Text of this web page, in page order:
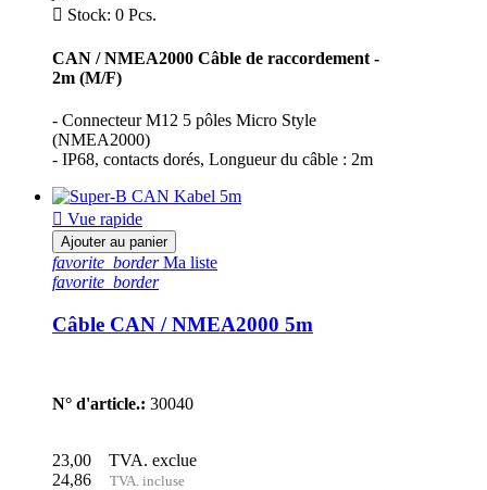
 Stock: 0 Pcs.
CAN / NMEA2000 Câble de raccordement -
2m (M/F)
- Connecteur M12 5 pôles Micro Style
(NMEA2000)
- IP68, contacts dorés, Longueur du câble : 2m
 Vue rapide
Ajouter au panier
favorite_borderMa liste
favorite_border
Câble CAN / NMEA2000 5m
N° d'article.: 30040
23,00
TVA. exclue
24,86
TVA. incluse